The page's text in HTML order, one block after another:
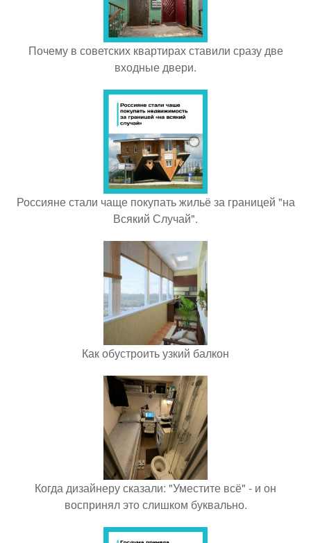
Почему в советских квартирах ставили сразу две
входные двери.
Россияне стали чаще покупать жильё за границей "на
Всякий Случай".
Как обустроить узкий балкон
Когда дизайнеру сказали: "Уместите всё" - и он
воспринял это слишком буквально.